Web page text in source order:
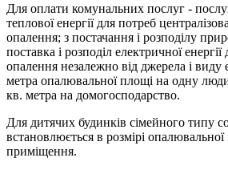
Для оплати комунальних послуг -
теплової енергії для потреб
опалення; з постачання і розподілу
поставка і розподіл електричної
опалення незалежно від джерела і виду
метра опалювальної площі на одну
кв. метра на домогосподарство.
Для дитячих будинків сімейного типу
встановлюється в розмірі
приміщення.